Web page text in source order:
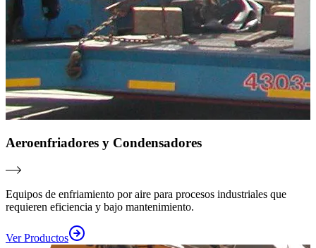
Aeroenfriadores y Condensadores
Equipos de enfriamiento por aire para procesos industriales que
requieren eficiencia y bajo mantenimiento.
Ver Productos